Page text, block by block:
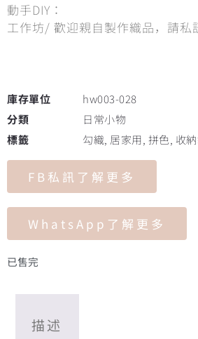
動手DIY：
工作坊/ 歡迎親自製作織品，請私
庫存單位
hw003-028
分類
日常小物
標籤
勾織, 居家用, 拼色, 收
FB私訊了解更多
WhatsApp了解更多
已售完
描述